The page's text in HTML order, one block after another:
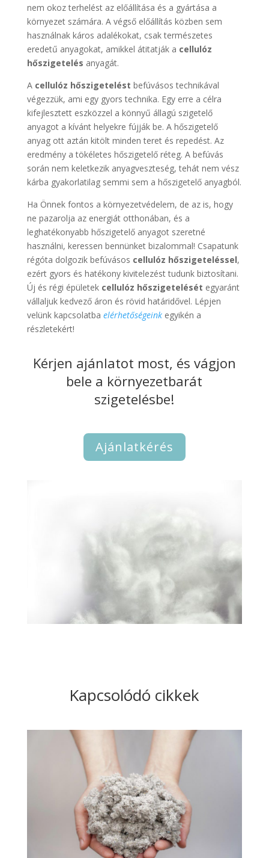
nem okoz terhelést az előállítása és a gyártása a
környezet számára. A végső előállítás közben sem
használnak káros adalékokat, csak természetes
eredetű anyagokat, amikkel átitatják a cellulóz
hőszigetelés anyagát.
A cellulóz hőszigetelést befúvásos technikával
végezzük, ami egy gyors technika. Egy erre a célra
kifejlesztett eszközzel a könnyű állagú szigetelő
anyagot a kívánt helyekre fújják be. A hőszigetelő
anyag ott aztán kitölt minden teret és repedést. Az
eredmény a tökéletes hőszigetelő réteg. A befúvás
során nem keletkezik anyagveszteség, tehát nem vész
kárba gyakorlatilag semmi sem a hőszigetelő anyagból.
Ha Önnek fontos a környezetvédelem, de az is, hogy
ne pazarolja az energiát otthonában, és a
leghatékonyabb hőszigetelő anyagot szeretné
használni, keressen bennünket bizalommal! Csapatunk
régóta dolgozik befúvásos cellulóz hőszigeteléssel,
ezért gyors és hatékony kivitelezést tudunk biztosítani.
Új és régi épületek cellulóz hőszigetelését egyaránt
vállaljuk kedvező áron és rövid határidővel. Lépjen
velünk kapcsolatba elérhetőségeinkegyikén a
részletekért!
Kérjen ajánlatot most, és vágjon
bele a környezetbarát
szigetelésbe!
Ajánlatkérés
Kapcsolódó cikkek